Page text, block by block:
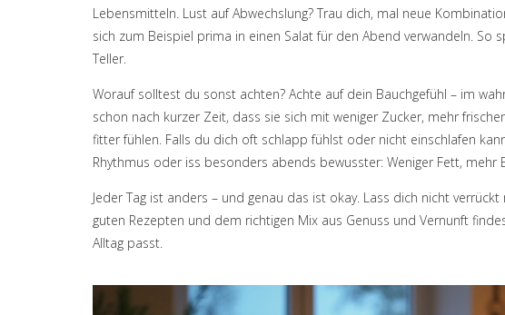
Lebensmitteln. Lust auf Abwechslung? Trau dich, mal neue
sich zum Beispiel prima in einen Salat für den Abend verwandeln. So
Teller.
Worauf solltest du sonst achten? Achte auf dein Bauchgefühl – im
schon nach kurzer Zeit, dass sie sich mit weniger Zucker, mehr
fitter fühlen. Falls du dich oft schlapp fühlst oder nicht einschlafen
Rhythmus oder iss besonders abends bewusster: Weniger Fett, mehr
Jeder Tag ist anders – und genau das ist okay. Lass dich nicht
guten Rezepten und dem richtigen Mix aus Genuss und Vernunft
Alltag passt.